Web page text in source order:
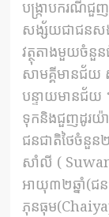
បង្ក្រាបករណីជួ
សង្ស័យជាជនស
វត្ថុតាងមួយចំនួ
សាមគ្គីមានជ័យ
បន្ទាយមានជ័យ
ទុកនិងជួញដូរយ៉ា
ជនជាតិថៃចំនួន
សាំលី (
អាយុ៣២ឆ្នាំ(ជ
ភុនធុម